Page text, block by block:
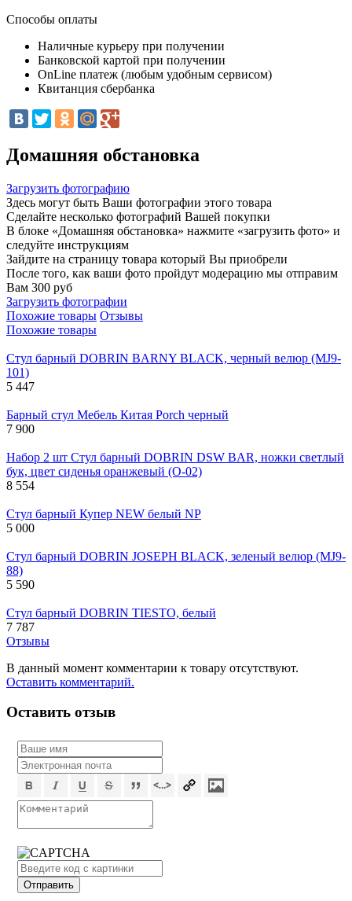
Способы оплаты
Наличные курьеру при получении
Банковской картой при получении
OnLine платеж (любым удобным сервисом)
Квитанция сбербанка
Домашняя обстановка
Загрузить фотографию
Здесь могут быть Ваши фотографии этого товара
Сделайте несколько фотографий Вашей покупки
В блоке «Домашняя обстановка» нажмите «загрузить фото» и
следуйте инструкциям
Зайдите на страницу товара который Вы приобрели
После того, как ваши фото пройдут модерацию мы отправим
Вам 300 руб
Загрузить фотографии
Похожие товары Отзывы
Похожие товары
Стул барный DOBRIN BARNY BLACK, черный велюр (MJ9-
101)
5 447
Барный стул Мебель Китая Porch черный
7 900
Набор 2 шт Стул барный DOBRIN DSW BAR, ножки светлый
бук, цвет сиденья оранжевый (O-02)
8 554
Стул барный Купер NEW белый NP
5 000
Стул барный DOBRIN JOSEPH BLACK, зеленый велюр (MJ9-
88)
5 590
Стул барный DOBRIN TIESTO, белый
7 787
Отзывы
В данный момент комментарии к товару отсутствуют.
Оставить комментарий.
Оставить отзыв